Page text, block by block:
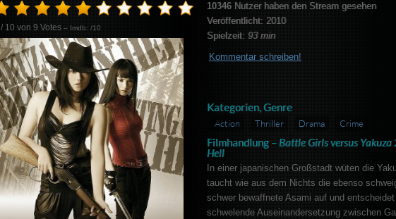
/ 10 von9 Votes – Imdb: /10
10346Nutzer haben den Stream gesehen
Veröffentlicht: 2010
Spielzeit: 93 min
Kommentar schreiben!
Kategorien, Genre
Action Thriller Drama Crime
Filmhandlung – Battle Girls versus Yakuza
Hell
In einer japanischen Großstadt wüten die
taucht wie aus dem Nichts die ebenso
schwer bewaffnete Asami auf und
schwelende Auseinandersetzung zwischen